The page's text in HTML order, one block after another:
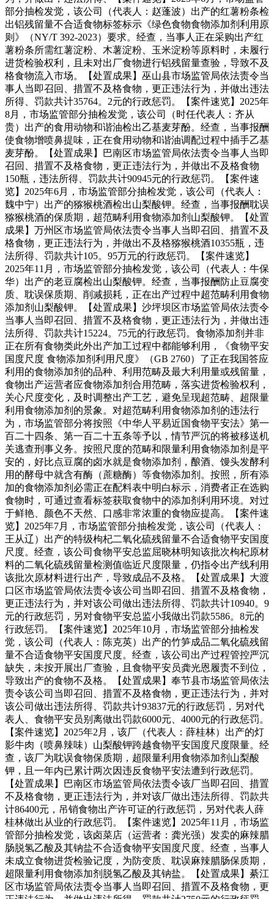
部分抽检发觉，该公司（代表人：赵蓬波）出产的红薯粉条检
出铝残留量不合适食物标签标示《绿色食物食物添加剂利用原
则》（NY/T 392-2023）要求。经查，当事人正在采购出产红
薯粉条所需红薯淀粉、木薯淀粉、玉米淀粉等原料时，未履行
进货检验权利，且未对出厂食物进行铝残留量查验，导致不及
格食物流入市场。【处置成果】巫山县市场监管局依法责令当
事人当即召回、措置不及格食物，更正违法行为，并做出违法
所得、罚款共计35764。2元的行政惩罚。【案件速览】2025年
8月，市场监管部分抽检发觉，该公司（时任代表人：齐从
贵）出产的食用动物和谐油检出乙基麦芽酚。经查，当事报酬
使食物增喷鼻提味，正在食用动物和谐油调配过程中插手乙基
麦芽酚。【处置成果】巴南区市场监管局依法责令当事人当即
召回、措置不及格食物，更正违法行为，并做出不及格食物
150瓶，违法所得、罚款共计90945元的行政惩罚。【案件速
览】2025年6月，市场监管部分抽检发觉，该公司（代表人：
魏中宁）出产的猕猴桃酒检出山梨酸钾。经查，当事报酬耽误
猕猴桃酒的保质期，超范畴利用食物添加剂山梨酸钾。【处置
成果】万州区市场监管局依法责令当事人当即召回、措置不及
格食物，更正违法行为，并做出不及格猕猴桃酒10355瓶，违
法所得、罚款共计105。95万元的行政惩罚。【案件速览】
2025年11月，市场监管部分抽检发觉，该公司（代表人：牛保
华）出产的老豆腐检出山梨酸钾。经查，当事报酬防止豆腐变
质、耽误保质期、削减损耗，正在出产过程中超范畴利用食物
添加剂山梨酸钾。【处置成果】沙坪坝区市场监管局依法责令
当事人当即召回、措置不及格食物，更正违法行为，并做出违
法所得、罚款共计15224。75元的行政惩罚。食物添加剂并非
正在所有食物类此外出产加工过程中都能够利用，《食物平安
国度尺度 食物添加剂利用尺度》（GB 2760）了正在我国答应
利用的食物添加剂的品种、利用范畴及最大利用量或残留量，
食物出产运营者应食物添加剂合用范畴，落实进货检验权利，
关心尺度变化，及时调整出产工艺，避免呈现超范畴、超限量
利用食物添加剂的景象。对超范畴利用食物添加剂的违法行
为，市场监管部分将按照《中华人平易近国食物平安法》第一
百二十四条、第一百二十五条等予以，情节严沉的将被移送机
关逃查刑事义务。按照尺度的范畴和限量利用食物添加剂是平
安的，好比点豆腐的卤水就是食物添加剂，酿酒、馒头发酵利
用的酵母中就含有酶（蔗糖酶）等食物添加剂。按照，所有添
加的食物添加剂必需正在配料表中明白标示，消费者正在选购
食物时，可通过查看标签获取食物中的添加剂利用环境。对过
于鲜艳、颜色不天然、口感非常浓重的食物应提高。【案件速
览】2025年7月，市场监管部分抽检发觉，该公司（代表人：
王从辽）出产的特级枸杞二氧化硫残留量不合适食物平安国度
尺度。经查，该公司食物平安总监屈晓林明知该批次枸杞原材
料的二氧化硫残留量检测值临近尺度限量，仍指令出产线利用
该批次原材料进行出产，导致成品不及格。【处置成果】大渡
口区市场监管局依法责令该公司当即召回、措置不及格食物，
更正违法行为，并对该公司做出违法所得、罚款共计10940。9
元的行政惩罚，另对食物平安总监小我做出罚款5586。8元的
行政惩罚。【案件速览】2025年10月，市场监管部分抽检发
觉，该公司（代表人：陈克英）出产的竹笋成品二氧化硫残留
量不合适食物平安国度尺度。经查，该公司出产过程管控严沉
缺失，未按开展出厂查验，且食物平安员龚光恩履责不到位，
导致出产的食物不及格。【处置成果】奉节县市场监管局依法
责令该公司当即召回、措置不及格食物，更正违法行为，并对
该公司做出违法所得、罚款共计93837元的行政惩罚，另对代
表人、食物平安员别离做出罚款6000元、4000元的行政惩罚。
【案件速览】2025年2月，该厂（代表人：薛桂林）出产的灯
影牛肉（喷鼻辣味）山梨酸钾跨越食物平安国度尺度限量。经
查，该厂为耽误食物保质期，超限量利用食物添加剂山梨酸
钾，且一年内已累计两次因违反食物平安法遭到行政惩罚。
【处置成果】巴南区市场监管局依法责令该厂当即召回、措置
不及格食物，更正违法行为，并对该厂做出违法所得、罚款共
计86400元，吊销食物出产许可证的行政惩罚，另对代表人薛
桂林做出从业的行政惩罚。【案件速览】2025年11月，市场监
管部分抽检发觉，该卤菜店（运营者：龚光强）发卖的麻辣腊
肠脱氢乙酸及其钠盐不合适食物平安国度尺度。经查，当事人
未成立食物进货检验记度，为防变质、耽误麻辣腊肠保质期，
超限量利用食物添加剂脱氢乙酸及其钠盐。【处置成果】綦江
区市场监管局依法责令当事人当即召回、措置不及格食物，更